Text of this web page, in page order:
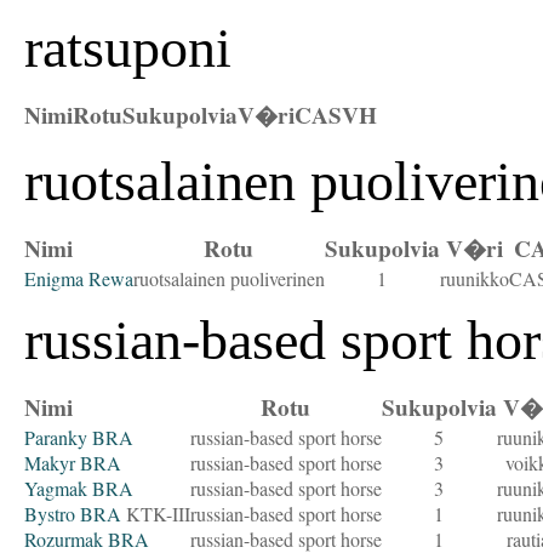
ratsuponi
NimiRotuSukupolviaV�riCASVH
ruotsalainen
Nimi Rotu Sukupolvia V�ri
Enigma Rewaruotsalainen puoliverinen 1 ruunikko
russian-based sport
Nimi Rotu Sukupolvia
Paranky BRA russian-based sport horse 5
Makyr BRA
russian-based sport horse 3
Yagmak BRA
russian-based sport horse 3
Bystro BRA KTK-IIIrussian-based sport horse 1
Rozurmak BRA
russian-based sport horse 1